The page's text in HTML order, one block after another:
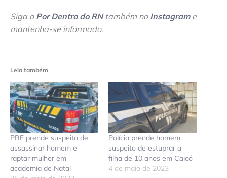
Siga o Por Dentro do RNtambém no Instagrame
mantenha-se informado.
Leia também
PRF prende suspeito de
assassinar homem e
raptar mulher em
academia de Natal
Polícia prende homem
suspeito de estuprar a
filha de 10 anos em Caicó
4 de maio de 2023